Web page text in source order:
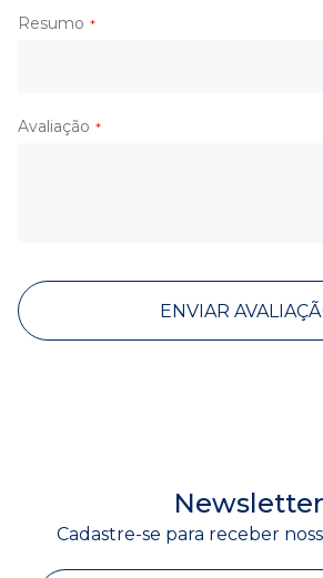
Resumo
Avaliação
ENVIAR
Newsletter
Cadastre-se para receber